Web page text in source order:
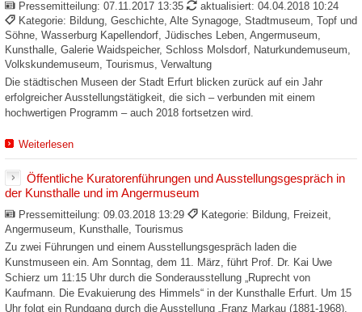
Pressemitteilung: 07.11.2017 13:35
aktualisiert: 04.04.2018 10:24
Kategorie: Bildung, Geschichte, Alte Synagoge, Stadtmuseum, Topf und
Söhne, Wasserburg Kapellendorf, Jüdisches Leben, Angermuseum,
Kunsthalle, Galerie Waidspeicher, Schloss Molsdorf, Naturkundemuseum,
Volkskundemuseum, Tourismus, Verwaltung
Die städtischen Museen der Stadt Erfurt blicken zurück auf ein Jahr
erfolgreicher Ausstellungstätigkeit, die sich – verbunden mit einem
hochwertigen Programm – auch 2018 fortsetzen wird.
Weiterlesen
Öffentliche Kuratorenführungen und Ausstellungsgespräch in
der Kunsthalle und im Angermuseum
Pressemitteilung: 09.03.2018 13:29
Kategorie: Bildung, Freizeit,
Angermuseum, Kunsthalle, Tourismus
Zu zwei Führungen und einem Ausstellungsgespräch laden die
Kunstmuseen ein. Am Sonntag, dem 11. März, führt Prof. Dr. Kai Uwe
Schierz um 11:15 Uhr durch die Sonderausstellung „Ruprecht von
Kaufmann. Die Evakuierung des Himmels“ in der Kunsthalle Erfurt. Um 15
Uhr folgt ein Rundgang durch die Ausstellung „Franz Markau (1881-1968).